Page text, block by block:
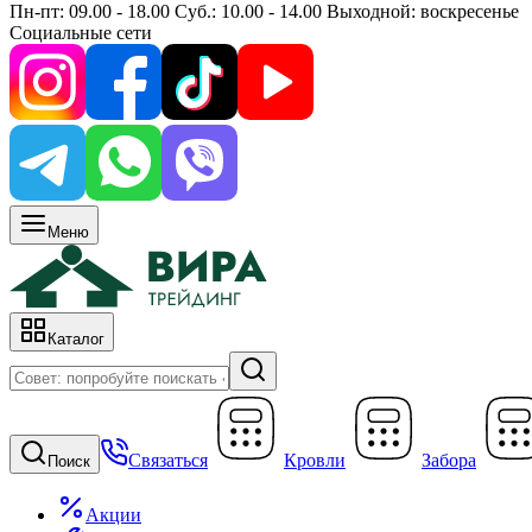
Пн-пт: 09.00 - 18.00 Суб.: 10.00 - 14.00 Выходной: воскресенье
Социальные сети
Меню
Каталог
Поиск Связаться Кровли Забора
Акции